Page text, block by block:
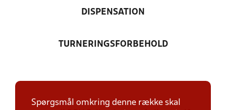
DISPENSATION
TURNERINGSFORBEHOLD
Spørgsmål omkring denne række skal